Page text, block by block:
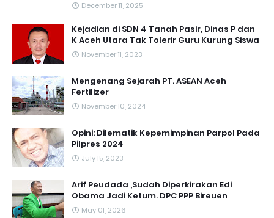
December 11, 2025
Kejadian di SDN 4 Tanah Pasir, Dinas P dan
K Aceh Utara Tak Tolerir Guru Kurung Siswa
November 11, 2023
Mengenang Sejarah PT. ASEAN Aceh
Fertilizer
November 10, 2024
Opini: Dilematik Kepemimpinan Parpol Pada
Pilpres 2024
July 15, 2023
Arif Peudada ,Sudah Diperkirakan Edi
Obama Jadi Ketum. DPC PPP Bireuen
May 01, 2026